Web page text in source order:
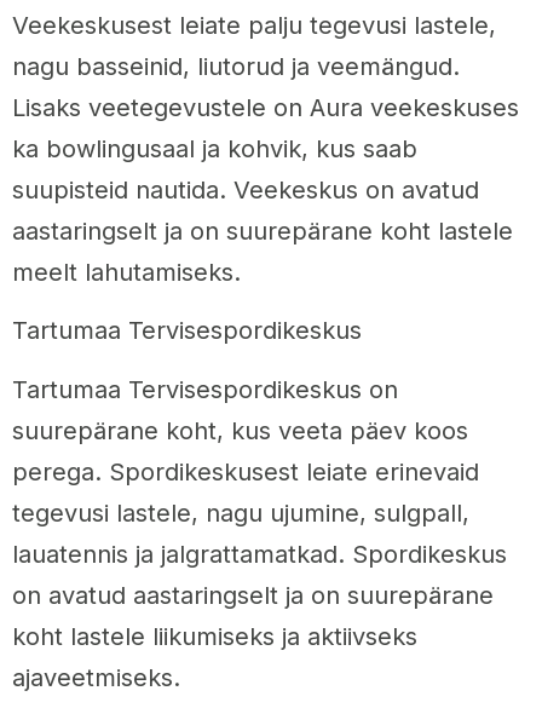
Veekeskusest leiate palju tegevusi lastele,
nagu basseinid, liutorud ja veemängud.
Lisaks veetegevustele on Aura veekeskuses
ka bowlingusaal ja kohvik, kus saab
suupisteid nautida. Veekeskus on avatud
aastaringselt ja on suurepärane koht lastele
meelt lahutamiseks.
Tartumaa Tervisespordikeskus
Tartumaa Tervisespordikeskus on
suurepärane koht, kus veeta päev koos
perega. Spordikeskusest leiate erinevaid
tegevusi lastele, nagu ujumine, sulgpall,
lauatennis ja jalgrattamatkad. Spordikeskus
on avatud aastaringselt ja on suurepärane
koht lastele liikumiseks ja aktiivseks
ajaveetmiseks.